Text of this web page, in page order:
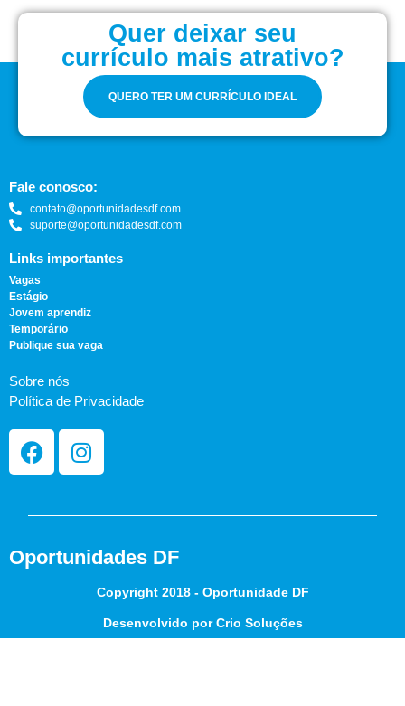
Quer deixar seu
currículo mais atrativo?
QUERO TER UM CURRÍCULO IDEAL
Fale conosco:
contato@oportunidadesdf.com
suporte@oportunidadesdf.com
Links importantes
Vagas
Estágio
Jovem aprendiz
Temporário
Publique sua vaga
Sobre nós
Política de Privacidade
Oportunidades DF
Copyright 2018 - Oportunidade DF
Desenvolvido por Crio Soluções